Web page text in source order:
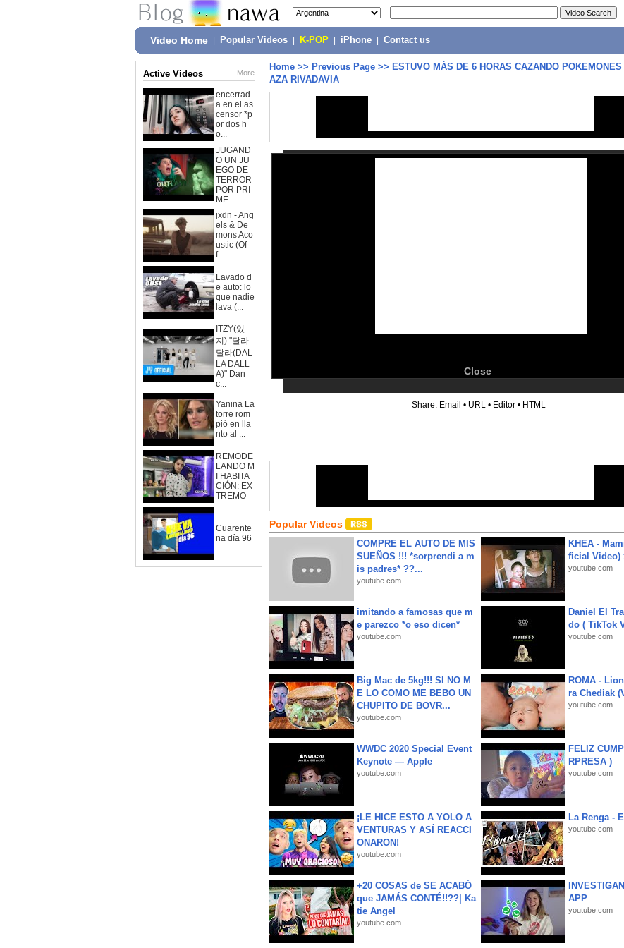
Video Home Popular Videos K-POP iPhone Contact us
Active Videos More
encerrad
a en el as
censor *p
or dos h
o...
JUGAND
O UN JU
EGO DE
TERROR
POR PRI
ME...
jxdn - Ang
els & De
mons Aco
ustic (Of
f...
Lavado d
e auto: lo
que nadie
lava (...
ITZY(있
지) "달라
달라(DAL
LA DALL
A)" Dan
c...
Yanina La
torre rom
pió en lla
nto al ...
REMODE
LANDO M
I HABITA
CIÓN: EX
TREMO
Cuarente
na día 96
Home >> Previous Page >> ESTUVO MÁS DE 6 HORAS CAZANDO
AZA RIVADAVIA
Close
Share: Email • URL • Editor • HTML
Popular Videos
COMPRE EL AUTO DE MIS
SUEÑOS !!! *sorprendi a m
is padres* ??...
youtube.com
KHEA -
ficial Video)
youtube.com
imitando a famosas que m
e parezco *o eso dicen*
youtube.com
Daniel El
do ( TikTok
youtube.com
Big Mac de 5kg!!! SI NO M
E LO COMO ME BEBO UN
CHUPITO DE BOVR...
youtube.com
ROMA -
ra Chediak
youtube.com
WWDC 2020 Special Event
Keynote — Apple
youtube.com
FELIZ
RPRESA )
youtube.com
¡LE HICE ESTO A YOLO A
VENTURAS Y ASÍ REACCI
ONARON!
youtube.com
La Renga -
youtube.com
+20 COSAS de SE ACABÓ
que JAMÁS CONTÉ!!??| Ka
tie Angel
youtube.com
APP
youtube.com